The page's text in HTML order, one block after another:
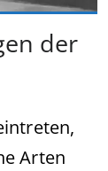
der
Arten